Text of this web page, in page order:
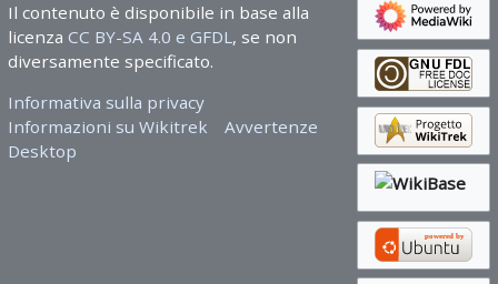
Il contenuto è disponibile in base alla
licenza CC BY-SA 4.0 e GFDL, se non
diversamente specificato.
Informativa sulla privacy
Informazioni su Wikitrek
Avvertenze
Desktop